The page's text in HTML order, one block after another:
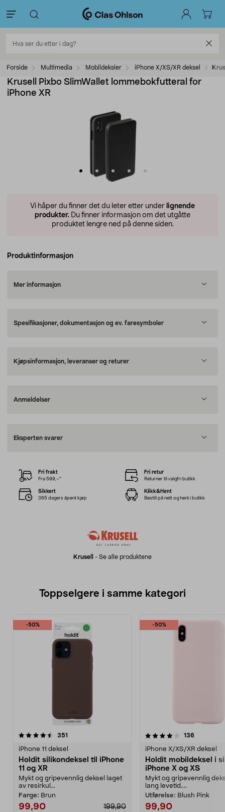
Forside Multimedia Mobildeksler iPhone X/XS/XR deksel
Krusell Pixbo SlimWallet lommebokfutteral for
iPhone XR
Vi håper du finner det du leter etter under lignende
produkter. Du finner informasjon om det utgåtte
produktet lengre ned på denne siden.
Produktinformasjon
Mer informasjon
Spesifikasjoner, dokumentasjon og ev. faresymboler
Kjøpsinformasjon, leveranser og returer
Anmeldelser
Eksperten svarer
Krusell - Se alle produktene
Fri frakt
Fra 599,–*
Fri retur
Returner til valgfri butikk
Sikkert
365 dagers åpent kjøp
Klikk&Hent
Bestill på nett og hent i butikk
Toppselgere i samme kategori
-50%
351
iPhone 11 deksel
Holdit silikondeksel til iPhone
11 og XR
Mykt og gripevennlig deksel laget
av resirkul...
Farge: Brun
99,90 199,90
-50%
4.0 av 5 stjerner 136
iPhone X/XS/XR deksel
Holdit mobildeksel i
iPhone X og XS
Mykt og gripevennlig
lang levetid....
Utførelse: Blush Pink
99,90
4.5 av 5 stjerner